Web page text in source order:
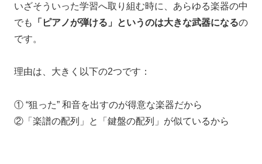
いざそういった学習へ取り組む時に、 あらゆる楽器の中
でも
「ピアノが弾ける」 というのは大きな武器になるの
です。
理由は、大きく以下の2つです：
① “狙った” 和音を出すのが得意な楽器だから
②「楽譜の配列」と「鍵盤の配列」が似ているから